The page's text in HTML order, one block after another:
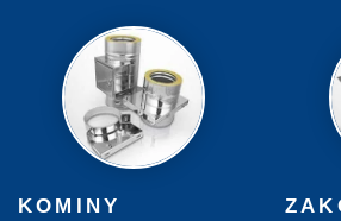
KOMINY